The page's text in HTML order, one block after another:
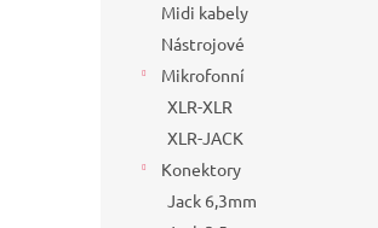
Midi kabely
Nástrojové
Mikrofonní
XLR-XLR
XLR-JACK
Konektory
Jack 6,3mm